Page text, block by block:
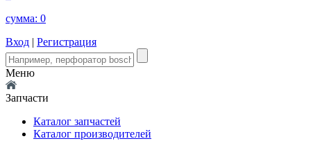
сумма: 0
Вход | Регистрация
Меню
Запчасти
Каталог запчастей
Каталог производителей